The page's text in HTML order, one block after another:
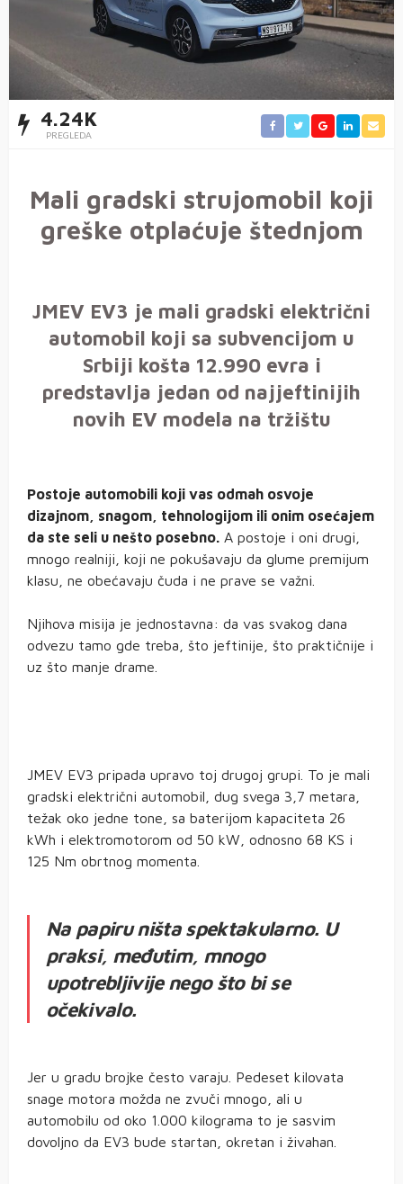
4.24K
PREGLEDA
Mali gradski strujomobil koji
greške otplaćuje štednjom
JMEV EV3 je mali gradski električni
automobil koji sa subvencijom u
Srbiji košta 12.990 evra i
predstavlja jedan od najjeftinijih
novih EV modela na tržištu
Postoje automobili koji vas odmah osvoje
dizajnom, snagom, tehnologijom ili onim osećajem
da ste seli u nešto posebno. A postoje i oni drugi,
mnogo realniji, koji ne pokušavaju da glume premijum
klasu, ne obećavaju čuda i ne prave se važni.
Njihova misija je jednostavna: da vas svakog dana
odvezu tamo gde treba, što jeftinije, što praktičnije i
uz što manje drame.
JMEV EV3 pripada upravo toj drugoj grupi. To je mali
gradski električni automobil, dug svega 3,7 metara,
težak oko jedne tone, sa baterijom kapaciteta 26
kWh i elektromotorom od 50 kW, odnosno 68 KS i
125 Nm obrtnog momenta.
Na papiru ništa spektakularno. U
praksi, međutim, mnogo
upotrebljivije nego što bi se
očekivalo.
Jer u gradu brojke često varaju. Pedeset kilovata
snage motora možda ne zvuči mnogo, ali u
automobilu od oko 1.000 kilograma to je sasvim
dovoljno da EV3 bude startan, okretan i živahan.